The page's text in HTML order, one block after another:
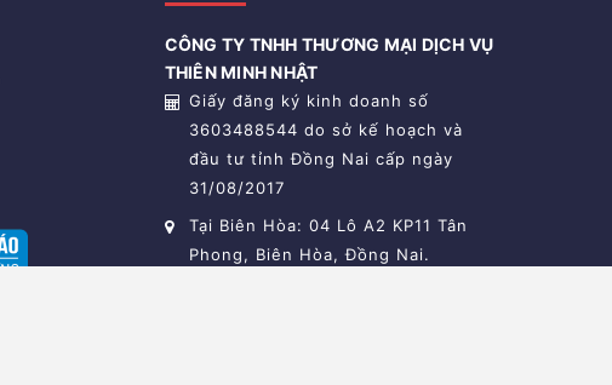
CÔNG TY TNHH THƯƠNG MẠI DỊCH VỤ
THIÊN MINH NHẬT
Giấy đăng ký kinh doanh số
3603488544 do sở kế hoạch và
đầu tư tỉnh Đồng Nai cấp ngày
31/08/2017
Tại Biên Hòa: 04 Lô A2 KP11 Tân
Phong, Biên Hòa, Đồng Nai.